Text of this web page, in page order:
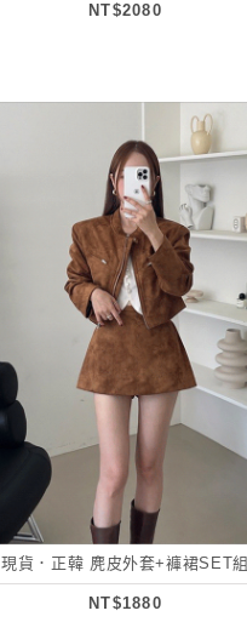
NT$2080
現貨．正韓 麂皮外套+褲裙SET組
NT$1880